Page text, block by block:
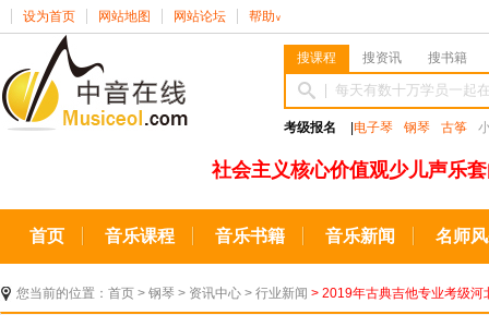
设为首页 网站地图 网站论坛 帮助 ∨
搜课程 搜资讯 搜书籍
考级报名 电子琴 钢琴 古筝
社会主义核心价值观少儿声乐
首页 音乐课程 音乐书籍 音乐新闻 名师
您当前的位置： 首页 > 钢琴 > 资讯中心 > 行业新闻 > 2019年古典吉他专业考级河